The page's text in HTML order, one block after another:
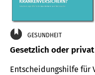
GESUNDHEIT
Gesetzlich oder
Entscheidungshilfe für